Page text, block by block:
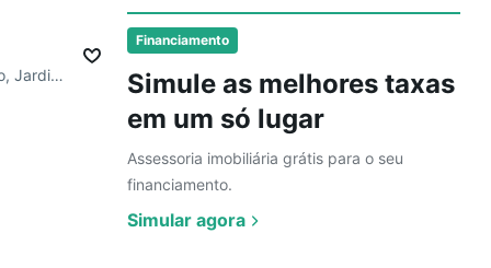
Financiamento
Simule as melhores taxas
em um só lugar
Assessoria imobiliária grátis para o seu
financiamento.
Simular agora
Ver
R. Paulo Antônio do Nascimento, Jardim Portal da Colina